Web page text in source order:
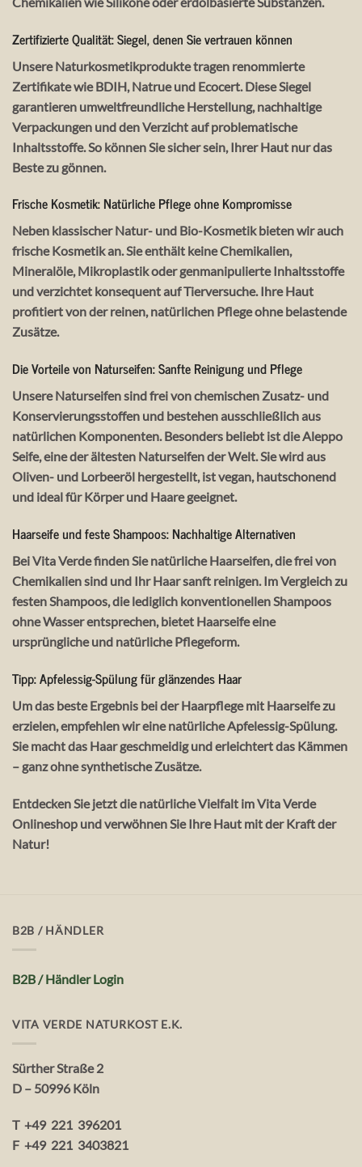
Zertifizierte Qualität: Siegel, denen Sie vertrauen können
Unsere Naturkosmetikprodukte tragen renommierte
Zertifikate wie BDIH, Natrue und Ecocert. Diese Siegel
garantieren umweltfreundliche Herstellung, nachhaltige
Verpackungen und den Verzicht auf problematische
Inhaltsstoffe. So können Sie sicher sein, Ihrer Haut nur das
Beste zu gönnen.
Frische Kosmetik: Natürliche Pflege ohne Kompromisse
Neben klassischer Natur- und Bio-Kosmetik bieten wir auch
frische Kosmetik an. Sie enthält keine Chemikalien,
Mineralöle, Mikroplastik oder genmanipulierte Inhaltsstoffe
und verzichtet konsequent auf Tierversuche. Ihre Haut
profitiert von der reinen, natürlichen Pflege ohne belastende
Zusätze.
Die Vorteile von Naturseifen: Sanfte Reinigung und Pflege
Unsere Naturseifen sind frei von chemischen Zusatz- und
Konservierungsstoffen und bestehen ausschließlich aus
natürlichen Komponenten. Besonders beliebt ist dieAleppo
Seife, eine der ältesten Naturseifen der Welt. Sie wird aus
Oliven- und Lorbeeröl hergestellt, ist vegan, hautschonend
und ideal für Körper und Haare geeignet.
Haarseife und feste Shampoos: Nachhaltige Alternativen
Bei Vita Verde finden Sie natürliche Haarseifen, die frei von
Chemikalien sind und Ihr Haar sanft reinigen. Im Vergleich zu
festen Shampoos, die lediglich konventionellen Shampoos
ohne Wasser entsprechen, bietet Haarseife eine
ursprüngliche und natürliche Pflegeform.
Tipp: Apfelessig-Spülung für glänzendes Haar
Um das beste Ergebnis bei der Haarpflege mit Haarseife zu
erzielen, empfehlen wir eine natürliche Apfelessig-Spülung.
Sie macht das Haar geschmeidig und erleichtert das Kämmen
– ganz ohne synthetische Zusätze.
Entdecken Sie jetzt die natürliche Vielfalt im Vita Verde
Onlineshop und verwöhnen Sie Ihre Haut mit der Kraft der
Natur!
B2B / HÄNDLER
B2B / Händler Login
VITA VERDE NATURKOST E.K.
Sürther Straße 2
D – 50996 Köln
T +49 221 396201
F +49 221 3403821